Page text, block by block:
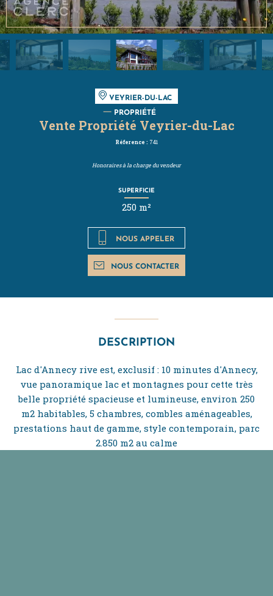
VEYRIER-DU-LAC
PROPRIÉTÉ
Vente Propriété Veyrier-du-Lac
Réference : 741
Honoraires à la charge du vendeur
SUPERFICIE
250 m²
NOUS APPELER
NOUS CONTACTER
DESCRIPTION
Lac d'Annecy rive est, exclusif : 10 minutes d'Annecy,
vue panoramique lac et montagnes pour cette très
belle propriété spacieuse et lumineuse, environ 250
m2 habitables, 5 chambres, combles aménageables,
prestations haut de gamme, style contemporain, parc
2.850 m2 au calme